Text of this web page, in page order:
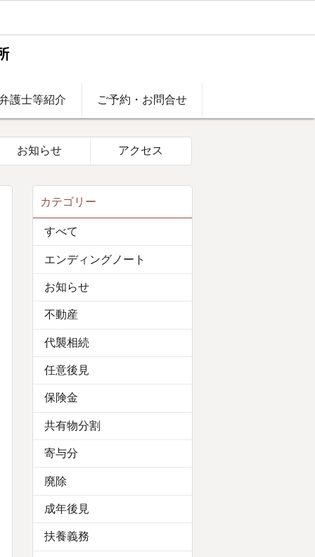
護士等紹介 ご予約・お問合せ
お知らせ アクセス
カテゴリー
すべて
エンディングノート
お知らせ
不動産
代襲相続
任意後見
保険金
共有物分割
寄与分
廃除
成年後見
扶養義務